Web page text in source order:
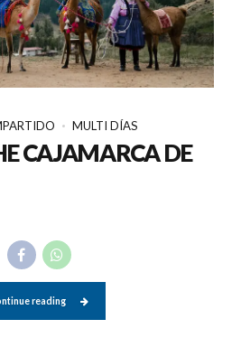
MULTI DÍAS
CAJAMARCA DE
reading